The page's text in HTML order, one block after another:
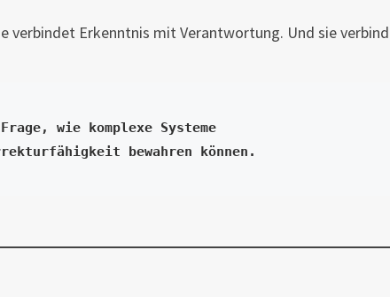
verbindet Erkenntnis mit Verantwortung. Und sie
wie komplexe Systeme
bewahren können.